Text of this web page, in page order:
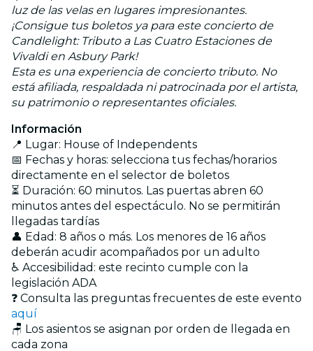
luz de las velas en lugares impresionantes.
¡Consigue tus boletos ya para este concierto de
Candlelight: Tributo a Las Cuatro Estaciones de
Vivaldi en Asbury Park!
Esta es una experiencia de concierto tributo. No
está afiliada, respaldada ni patrocinada por el artista,
su patrimonio o representantes oficiales.
Información
📍 Lugar: House of Independents
📅 Fechas y horas: selecciona tus fechas/horarios
directamente en el selector de boletos
⏳ Duración: 60 minutos. Las puertas abren 60
minutos antes del espectáculo. No se permitirán
llegadas tardías
👤 Edad: 8 años o más. Los menores de 16 años
deberán acudir acompañados por un adulto
♿ Accesibilidad: este recinto cumple con la
legislación ADA
❓ Consulta las preguntas frecuentes de este evento
aquí
🪑 Los asientos se asignan por orden de llegada en
cada zona